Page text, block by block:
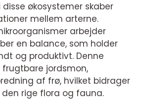
økosystemer skaber
mellem arterne.
arbejder
en balance, som holder
og produktivt. Denne
frugtbare jordsmon,
af frø, hvilket bidrager
rige flora og fauna.